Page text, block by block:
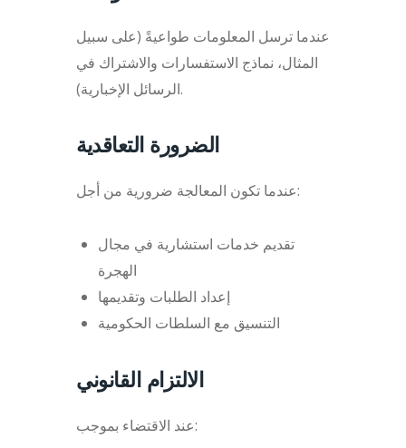
عندما ترسل المعلومات طواعيةً (على سبيل
المثال، نماذج الاستفسارات والاشتراك في
الرسائل الإخبارية).
الضرورة التعاقدية
عندما تكون المعالجة ضرورية من أجل:
تقديم خدمات استشارية في مجال
الهجرة
إعداد الطلبات وتقديمها
التنسيق مع السلطات الحكومية
الالتزام القانوني
عند الاقتضاء بموجب: